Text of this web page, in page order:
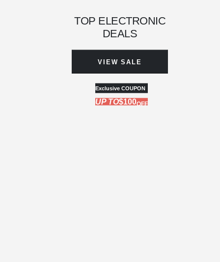
TOP ELECTRONIC
DEALS
VIEW SALE
Exclusive COUPON
UP TO$100OFF